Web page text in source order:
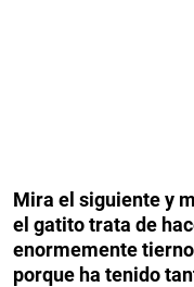
Mira el siguiente y
el gatito trata de
enormemente
porque ha tenido